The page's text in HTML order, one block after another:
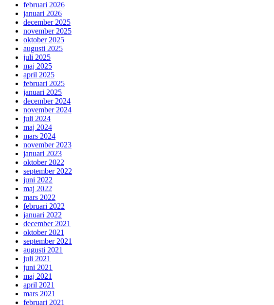
februari 2026
januari 2026
december 2025
november 2025
oktober 2025
augusti 2025
juli 2025
maj 2025
april 2025
februari 2025
januari 2025
december 2024
november 2024
juli 2024
maj 2024
mars 2024
november 2023
januari 2023
oktober 2022
september 2022
juni 2022
maj 2022
mars 2022
februari 2022
januari 2022
december 2021
oktober 2021
september 2021
augusti 2021
juli 2021
juni 2021
maj 2021
april 2021
mars 2021
februari 2021